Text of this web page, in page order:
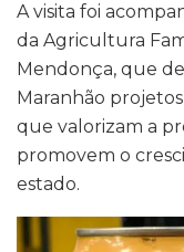
A visita foi
da Agricultura
Mendonça, que
Maranhão
que valorizam a
promovem o
estado.